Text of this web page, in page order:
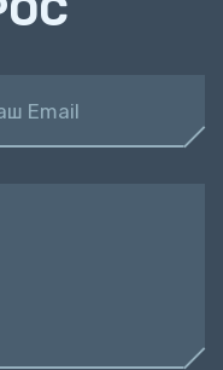
Email